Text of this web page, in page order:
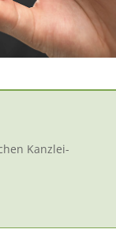
Kanzlei-